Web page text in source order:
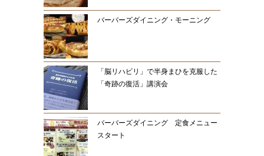
バーバーズダイニング・モーニング
「脳リハビリ」で半身まひを克服した
「奇跡の復活」講演会
バーバーズダイニング 定食メニュー
スタート